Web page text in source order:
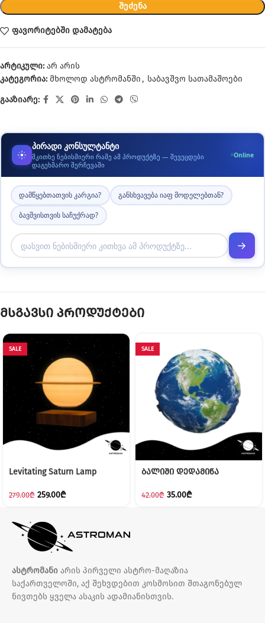
ᲨᲔᲫᲔᲜᲐ
ფავორიტებში დამატება
არტიკული: არ არის
კატეგორია: მხოლოდ ასტრომანში, საბავშვო სათამაშოები
გააზიარე:
პირადი კონსულტანტი
მკითხე ნებისმიერი რამე ამ პროდუქტზე — შევეცდები
დაგეხმარო შერჩევაში
Online
დამწყებთათვის კარგია? განსხვავება იაფ მოდელებთან?
ბავშვისთვის საჩუქრად?
მსგავსი პროდუქტები
SALE
Levitating Saturn Lamp
279.00₾ 259.00₾
SALE
ბალიში დედამიწა
42.00₾ 35.00₾
ასტრომანი არის პირველი ასტრო-მაღაზია
საქართველოში, აქ შეხვდებით კოსმოსით შთაგონებულ
ნივთებს ყველა ასაკის ადამიანისთვის.